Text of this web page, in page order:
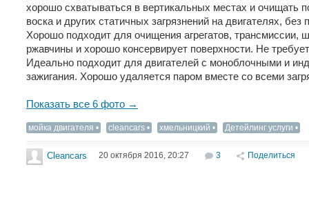
хорошо схватываться в вертикальных местах и очищать
воска и других статичных загрязнений на двигателях,
Хорошо подходит для очищения агрегатов, трансмиссии,
ржавчины и хорошо консервирует поверхности. Не
Идеально подходит для двигателей с моноблочными и
зажигания. Хорошо удаляется паром вместе со всеми
Показать все 6 фото →
мойка двигателя cleancars хмельницкий Детейлинг услуги
Cleancars 20 октября 2016, 20:27 3 Поделиться